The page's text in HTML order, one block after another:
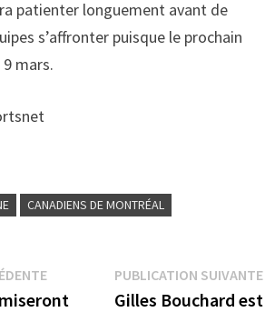
patienter longuement avant de
s’affronter puisque le prochain
mars.
CANADIENS DE MONTRÉAL
Publication
précédente :
PUBLICATION SUIVANTE
Gilles Bouchard est